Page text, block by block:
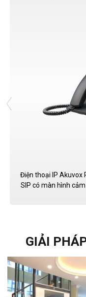
Điện thoại IP Akuvox
SIP có màn hình
GIẢI